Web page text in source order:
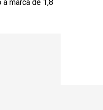
marca de 1,8